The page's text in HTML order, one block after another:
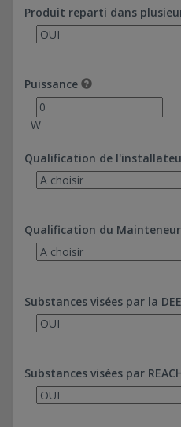
Produit reparti dans
Puissance
W
Qualification de
Qualification du
Substances visées par la
Substances visées par